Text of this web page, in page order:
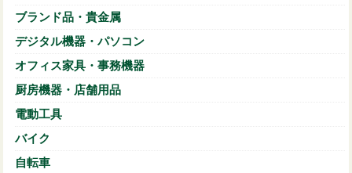
ブランド品・貴金属
デジタル機器・パソコン
オフィス家具・事務機器
厨房機器・店舗用品
電動工具
バイク
自転車